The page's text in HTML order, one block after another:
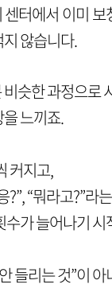
터에서 이미
않습니다.
슷한 과정으로
느끼죠.
커지고,
?”, “뭐라고?”라
수가 늘어나기
들리는 것”이